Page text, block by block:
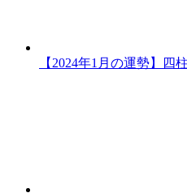
【2024年1月の運勢】四